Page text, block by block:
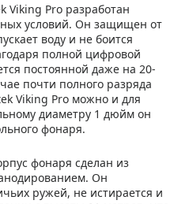
Viking Pro разработан
условий. Он защищен от
воду и не боится
полной цифровой
постоянной даже на 20-
почти полного разряда
Viking Pro можно и для
диаметру 1 дюйм он
фонаря.
фонаря сделан из
Он
ружей, не истирается и